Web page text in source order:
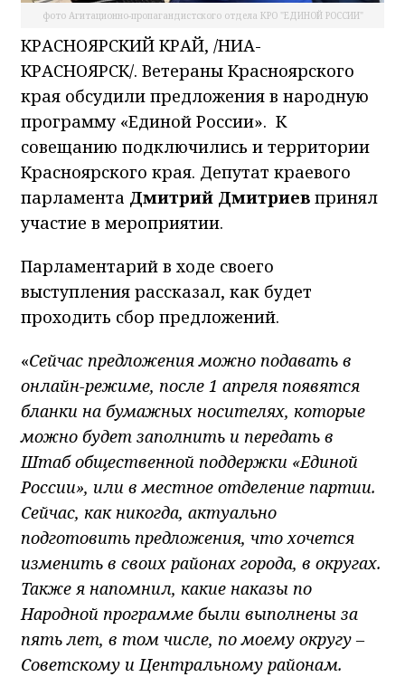
фото Агитационно-пропагандистского отдела КРО "ЕДИНОЙ РОССИИ"
КРАСНОЯРСКИЙ КРАЙ, /НИА-
КРАСНОЯРСК/. Ветераны Красноярского
края обсудили предложения в народную
программу «Единой России». К
совещанию подключились и территории
Красноярского края. Депутат краевого
парламента Дмитрий Дмитриев принял
участие в мероприятии.
Парламентарий в ходе своего
выступления рассказал, как будет
проходить сбор предложений.
«Сейчас предложения можно подавать в
онлайн-режиме, после 1 апреля появятся
бланки на бумажных носителях, которые
можно будет заполнить и передать в
Штаб общественной поддержки «Единой
России», или в местное отделение партии.
Сейчас, как никогда, актуально
подготовить предложения, что хочется
изменить в своих районах города, в округах.
Также я напомнил, какие наказы по
Народной программе были выполнены за
пять лет, в том числе, по моему округу –
Советскому и Центральному районам.